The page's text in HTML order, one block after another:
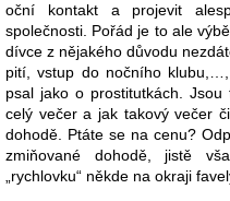
oční kontakt a projevit
společnosti. Pořád je to ale
dívce z nějakého důvodu
pití, vstup do nočního
psal jako o prostitutkách.
celý večer a jak takový večer
dohodě. Ptáte se na cenu?
zmiňované dohodě, jistě
„rychlovku“ někde na okraji